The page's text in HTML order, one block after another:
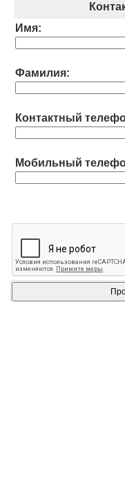
Имя:
Фамилия:
Контактный
Мобильный